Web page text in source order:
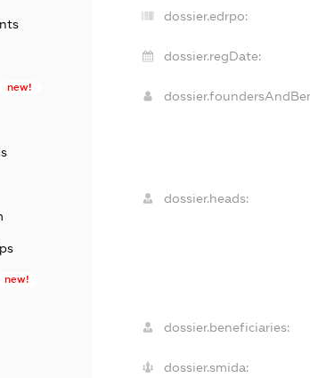
new!
new!
dossier.edrpo:
dossier.regDate:
dossier.heads:
dossier.beneficiaries:
dossier.smida: